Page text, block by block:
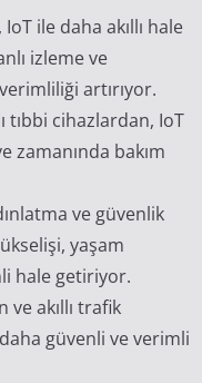
ile daha akıllı hale
izleme ve
artırıyor.
tıbbi cihazlardan, IoT
zamanında bakım
ve güvenlik
yaşam
hale getiriyor.
akıllı trafik
güvenli ve verimli